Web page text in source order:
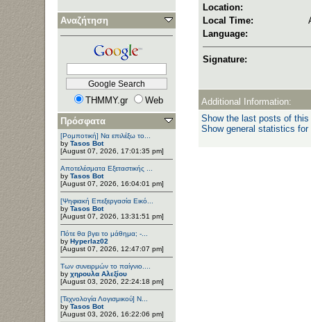
Αναζήτηση
THMMY.gr
Web
Πρόσφατα
[Ρομποτική] Να επιλέξω το...
by Tasos Bot
[August 07, 2026, 17:01:35 pm]
Αποτελέσματα Εξεταστικής ...
by Tasos Bot
[August 07, 2026, 16:04:01 pm]
[Ψηφιακή Επεξεργασία Εικό...
by Tasos Bot
[August 07, 2026, 13:31:51 pm]
Πότε θα βγει το μάθημα; -...
by Hyperlaz02
[August 07, 2026, 12:47:07 pm]
Των συνειρμών το παίγνιο....
by χηρουλα Αλεξίου
[August 03, 2026, 22:24:18 pm]
[Τεχνολογία Λογισμικού] Ν...
by Tasos Bot
[August 03, 2026, 16:22:06 pm]
Location:
Local Time:
Language:
Signature:
Additional Information:
Show the last posts of this
Show general statistics for